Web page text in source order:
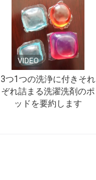
VIDEO
3つ1つの洗浄に付きそれ
ぞれ詰まる洗濯洗剤のポ
ッドを要約します